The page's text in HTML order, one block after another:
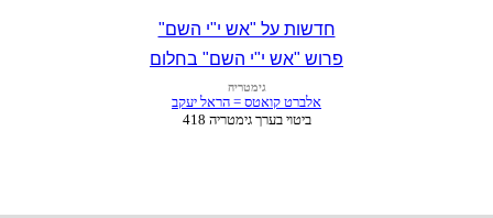
חדשות על "אש י"י השם"
פרוש "אש י"י השם" בחלום